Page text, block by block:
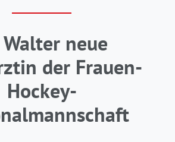
Walter neue
der Frauen-
Hockey-